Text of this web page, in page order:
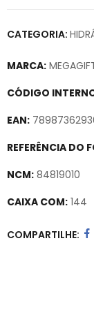
CATEGORIA:
MARCA:
CÓDIGO
EAN:
REFERÊNCIA DO
NCM: 84819010
CAIXA COM: 144
Secure crypto
COMPARTILHE